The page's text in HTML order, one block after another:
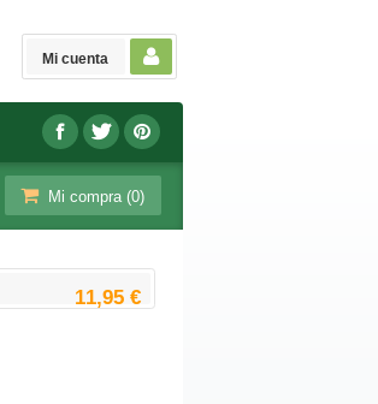
Mi cuenta
Mi compra (0)
11,95 €